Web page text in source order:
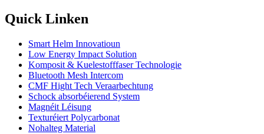
Quick Linken
Smart Helm Innovatioun
Low Energy Impact Solution
Komposit & Kuelestofffaser Technologie
Bluetooth Mesh Intercom
CMF Hight Tech Veraarbechtung
Schock absorbéierend System
Magnéit Léisung
Texturéiert Polycarbonat
Nohalteg Material